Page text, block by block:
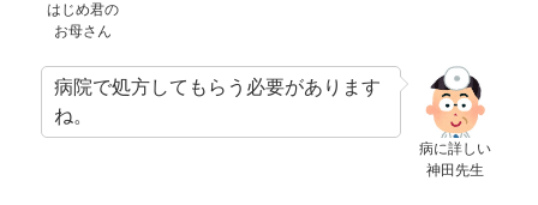
はじめ君の
お母さん
病に詳しい
神田先生
病院で処方してもらう必要があります
ね。